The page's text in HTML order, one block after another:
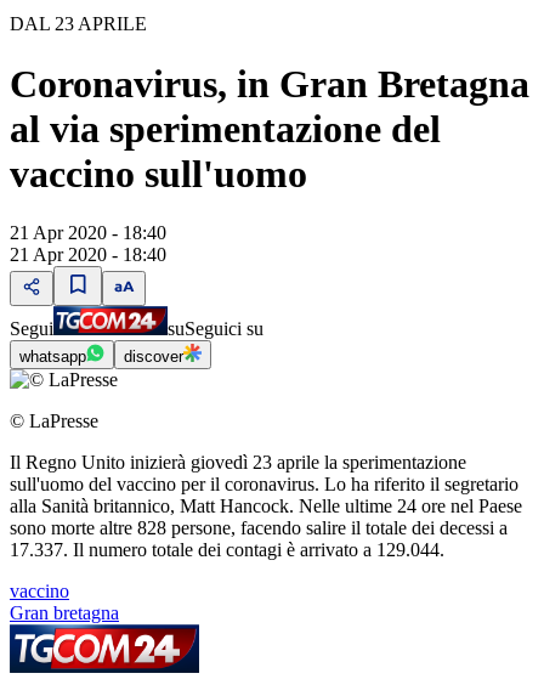
DAL 23 APRILE
Coronavirus, in Gran Bretagna
al via sperimentazione del
vaccino sull'uomo
21 Apr 2020 - 18:40
21 Apr 2020 - 18:40
Segui suSeguici su
whatsapp discover
© LaPresse
Il Regno Unito inizierà giovedì 23 aprile la sperimentazione
sull'uomo del vaccino per il coronavirus. Lo ha riferito il segretario
alla Sanità britannico, Matt Hancock. Nelle ultime 24 ore nel Paese
sono morte altre 828 persone, facendo salire il totale dei decessi a
17.337. Il numero totale dei contagi è arrivato a 129.044.
vaccino
Gran bretagna